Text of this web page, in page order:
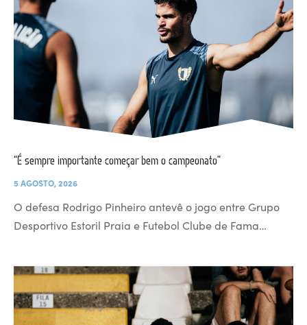
“É sempre importante começar bem o campeonato”
5 AGOSTO, 2026
O defesa Rodrigo Pinheiro antevê o jogo entre Grupo
Desportivo Estoril Praia e Futebol Clube de Fama…